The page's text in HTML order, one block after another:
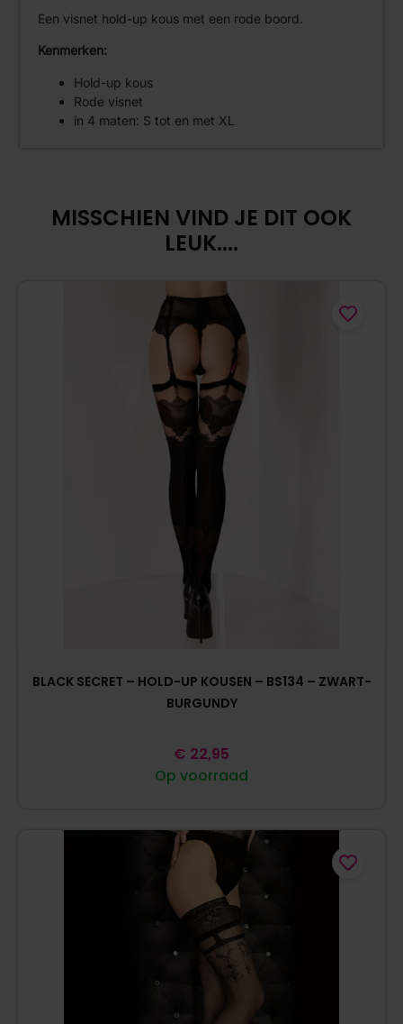
Een visnet hold-up kous met een rode boord.
Kenmerken:
Hold-up kous
Rode visnet
in 4 maten: S tot en met XL
MISSCHIEN VIND JE DIT OOK
LEUK....
BLACK SECRET – HOLD-UP KOUSEN – BS134 – ZWART-
BURGUNDY
Op voorraad
€ 22,95